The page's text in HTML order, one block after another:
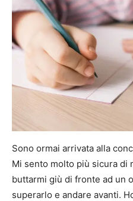
Sono ormai arrivata alla
Mi sento molto più sicura di
buttarmi giù di fronte ad un
superarlo e andare avanti.